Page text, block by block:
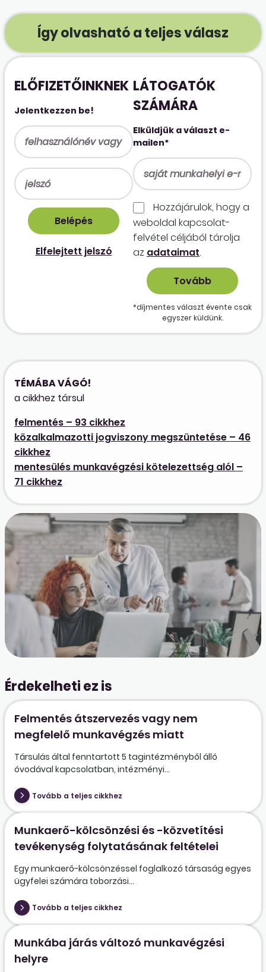
Így olvasható a teljes válasz
ELŐFIZETŐINKNEK
Jelentkezzen be!
Elfelejtett jelszó
LÁTOGATÓK
SZÁMÁRA
Elküldjük a választ e-
mailen*
Hozzájárulok, hogy a
weboldal kapcso­lat­
felvétel céljából tárolja
az adataimat.
*díjmentes választ évente csak
egyszer küldünk.
TÉMÁBA VÁGÓ!
a cikkhez társul
felmentés – 93 cikkhez
közalkalmazotti jogviszony megszüntetése – 46
cikkhez
mentesülés munkavégzési kötelezettség alól –
71 cikkhez
Érdekelheti ez is
Felmentés átszervezés vagy nem
megfelelő munkavégzés miatt
Társulás által fenntartott 5 tagintézményből álló
óvodával kapcsolatban, intézményi...
Tovább a teljes cikkhez
Munkaerő-kölcsönzési és -közvetítési
tevékenység folytatásának feltételei
Egy munkaerő-kölcsönzéssel foglalkozó társaság egyes
ügyfelei számára toborzási...
Tovább a teljes cikkhez
Munkába járás változó munkavégzési
helyre